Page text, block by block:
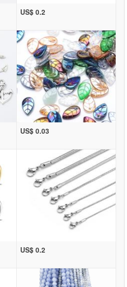
US$ 0.2
US$ 0.03
US$ 0.2